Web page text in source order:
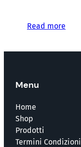
Read more
Menu
Home
Shop
Prodotti
Termini Condizioni